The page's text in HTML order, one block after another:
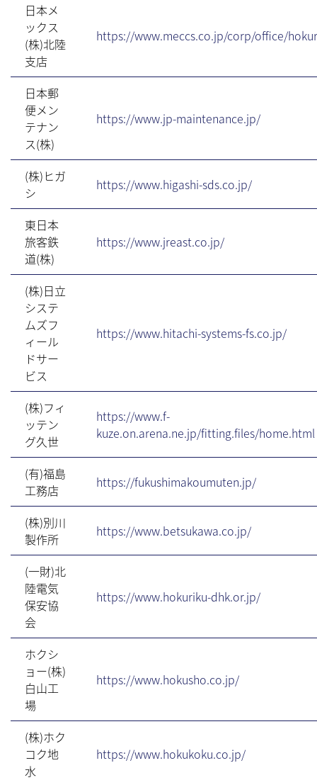
日本メ
ックス
(株)北陸
支店
https://www.meccs.co.jp/corp/office/
日本郵
便メン
テナン
ス(株)
https://www.jp-maintenance.jp/
(株)ヒガ
シ
https://www.higashi-sds.co.jp/
東日本
旅客鉄
道(株)
https://www.jreast.co.jp/
(株)日立
システ
ムズフ
ィール
ドサー
ビス
https://www.hitachi-systems-fs.co.jp/
(株)フィ
ッテン
グ久世
https://www.f-
kuze.on.arena.ne.jp/fitting.files/home.html
(有)福島
工務店
https://fukushimakoumuten.jp/
(株)別川
製作所
https://www.betsukawa.co.jp/
(一財)北
陸電気
保安協
会
https://www.hokuriku-dhk.or.jp/
ホクシ
ョー(株)
白山工
場
https://www.hokusho.co.jp/
(株)ホク
コク地
水
https://www.hokukoku.co.jp/